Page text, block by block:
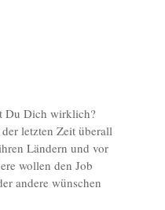
Du Dich wirklich?
letzten Zeit überall
Ländern und vor
wollen den Job
andere wünschen